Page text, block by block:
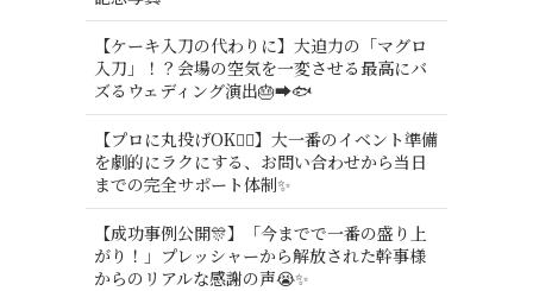
【ケーキ入刀の代わりに】大迫力の「マグロ
入刀」！？会場の空気を一変させる最高にバ
ズるウェディング演出🎂➡️🐟
【プロに丸投げOK🙆‍♂️】大一番のイベント準備
を劇的にラクにする、お問い合わせから当日
までの完全サポート体制✨
【成功事例公開🎊】「今までで一番の盛り上
がり！」プレッシャーから解放された幹事様
からのリアルな感謝の声😭✨